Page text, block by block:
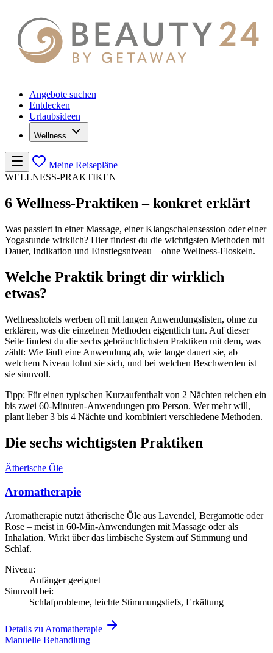
Angebote suchen
Entdecken
Urlaubsideen
Wellness
Meine Reisepläne
WELLNESS-PRAKTIKEN
6 Wellness-Praktiken – konkret erklärt
Was passiert in einer Massage, einer Klangschalensession oder einer
Yogastunde wirklich? Hier findest du die wichtigsten Methoden mit
Dauer, Indikation und Einstiegsniveau – ohne Wellness-Floskeln.
Welche Praktik bringt dir wirklich
etwas?
Wellnesshotels werben oft mit langen Anwendungslisten, ohne zu
erklären, was die einzelnen Methoden eigentlich tun. Auf dieser
Seite findest du die sechs gebräuchlichsten Praktiken mit dem, was
zählt: Wie läuft eine Anwendung ab, wie lange dauert sie, ab
welchem Niveau lohnt sie sich, und bei welchen Beschwerden ist
sie sinnvoll.
Tipp: Für einen typischen Kurzaufenthalt von 2 Nächten reichen ein
bis zwei 60-Minuten-Anwendungen pro Person. Wer mehr will,
plant lieber 3 bis 4 Nächte und kombiniert verschiedene Methoden.
Die sechs wichtigsten Praktiken
Ätherische Öle
Aromatherapie
Aromatherapie nutzt ätherische Öle aus Lavendel, Bergamotte oder
Rose – meist in 60-Min-Anwendungen mit Massage oder als
Inhalation. Wirkt über das limbische System auf Stimmung und
Schlaf.
Niveau:
Anfänger geeignet
Sinnvoll bei:
Schlafprobleme, leichte Stimmungstiefs, Erkältung
Details zu Aromatherapie
Manuelle Behandlung